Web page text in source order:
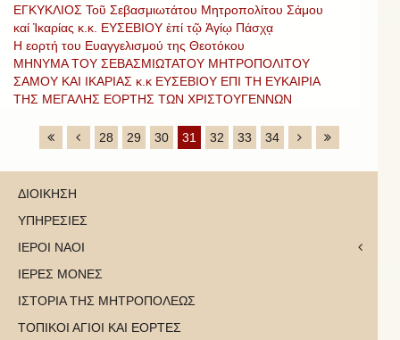
ΕΓΚΥΚΛΙΟΣ Τοῦ Σεβασμιωτάτου Μητροπολίτου Σάμου
καί Ἰκαρίας κ.κ. ΕΥΣΕΒΙΟΥ ἐπί τῷ Ἁγίῳ Πάσχᾳ
Η εορτή του Ευαγγελισμού της Θεοτόκου
ΜΗΝΥΜΑ ΤΟΥ ΣΕΒΑΣΜΙΩΤΑΤΟΥ ΜΗΤΡΟΠΟΛΙΤΟΥ
ΣΑΜΟΥ ΚΑΙ ΙΚΑΡΙΑΣ κ.κ ΕΥΣΕΒΙΟΥ ΕΠΙ ΤΗ ΕΥΚΑΙΡΙΑ
ΤΗΣ ΜΕΓΑΛΗΣ ΕΟΡΤΗΣ ΤΩΝ ΧΡΙΣΤΟΥΓΕΝΝΩΝ
28 29 30 31 32 33 34
ΔΙΟΙΚΗΣΗ
ΥΠΗΡΕΣΙΕΣ
ΙΕΡΟΙ ΝΑΟΙ
ΙΕΡΕΣ ΜΟΝΕΣ
ΙΣΤΟΡΙΑ ΤΗΣ ΜΗΤΡΟΠΟΛΕΩΣ
ΤΟΠΙΚΟΙ ΑΓΙΟΙ ΚΑΙ ΕΟΡΤΕΣ